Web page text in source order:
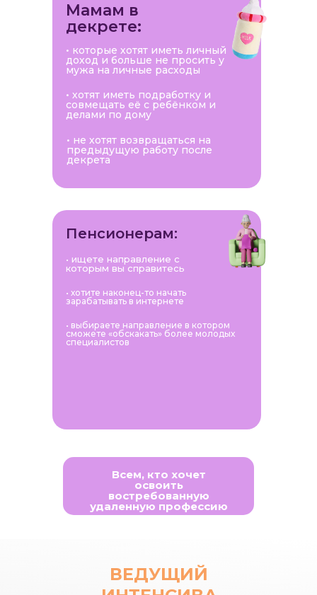
Всем, кто хочет
освоить
востребованную
удаленную профессию
• ищете направление с
которым вы справитесь
• хотите наконец-то начать
зарабатывать в интернете
• выбираете направление в котором
сможете «обскакать» более молодых
специалистов
Пенсионерам:
• которые хотят иметь личный
доход и больше не просить у
мужа на личные расходы
• не хотят возвращаться на
предыдущую работу после
декрета
• хотят иметь подработку и
совмещать её с ребёнком и
делами по дому
Мамам в
декрете:
ВЕДУЩИЙ